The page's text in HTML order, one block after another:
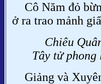
Cô Năm đỏ
ở ra trao mảnh
Chiêu
Tây tử
Giảng và